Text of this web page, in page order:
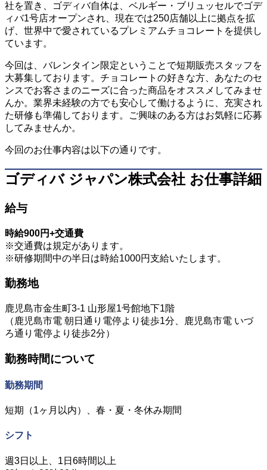
社を置き、ゴディバ自体は、ベルギー・ブリュッセルでゴデ
ィバ1号店オープンされ、現在では250店舗以上に拠点を拡
げ、世界中で愛されているプレミアムチョコレートを提供し
ています。
今回は、バレンタイン限定ということで短期販売スタッフを
大募集しております。チョコレートの好きな方、あなたのセ
ンスでお客さまのニーズに合った商品をオススメしてみませ
んか。業界未経験の方でも安心して働けるように、充実され
た研修も準備しております。ご興味のある方はお気軽に応募
してみませんか。
今回のお仕事内容は以下の通りです。
ゴディバ ジャパン株式会社 お仕事詳細
給与
時給900円+交通費
※交通費は規定があります。
※研修期間中の半日は時給1000円支給いたします。
勤務地
鹿児島市金生町3-1 山形屋1号館地下1階
（鹿児島市電 朝日通り電停より徒歩1分、鹿児島市電 いづ
ろ通り電停より徒歩2分）
勤務時間について
勤務期間
短期（1ヶ月以内）、春・夏・冬休み期間
シフト
週3日以上、1日6時間以上